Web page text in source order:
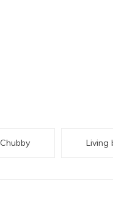
Chubby Living